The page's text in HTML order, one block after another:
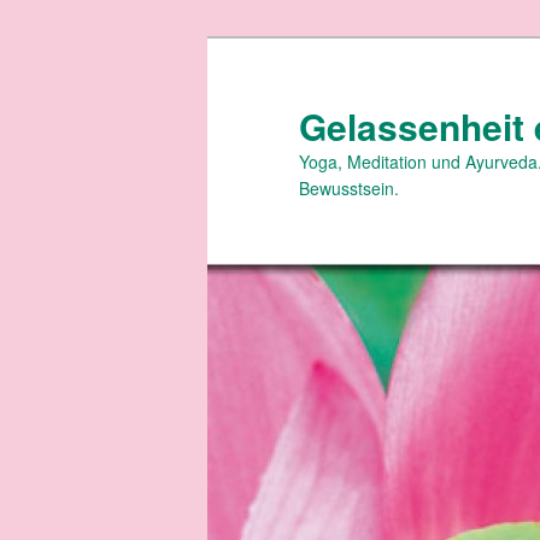
Gelassenheit
Yoga, Meditation und
Bewusstsein.